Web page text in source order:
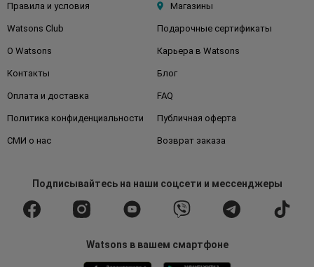
Правила и условия Магазины
Watsons Club Подарочные сертификаты
О Watsons Карьера в Watsons
Контакты Блог
Оплата и доставка FAQ
Политика конфиденциальности Публичная оферта
СМИ о нас Возврат заказа
Подписывайтесьна наши соцсети и мессенджеры
Watsons в вашем смартфоне